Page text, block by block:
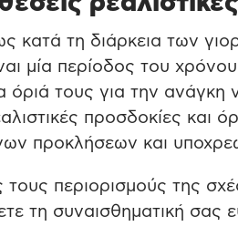
κατά τη διάρκεια των
μία περίοδος του
όριά τους για την ανάγκη
προσδοκίες και
προκλήσεων και
τους περιορισμούς της
τη συναισθηματική σας